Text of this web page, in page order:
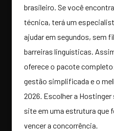
brasileiro. Se você
técnica, terá um
ajudar em segundos, sem
barreiras linguísticas.
oferece o pacote
gestão simplificada e o
2026. Escolher a
site em uma estrutura que
vencer a concorrência.